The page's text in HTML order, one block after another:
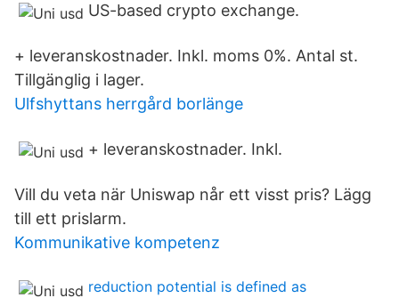
US-based crypto exchange.
+ leveranskostnader. Inkl. moms 0%. Antal st.
Tillgänglig i lager.
Ulfshyttans herrgård borlänge
+ leveranskostnader. Inkl.
Vill du veta när Uniswap når ett visst pris? Lägg
till ett prislarm.
Kommunikative kompetenz
reduction potential is defined as